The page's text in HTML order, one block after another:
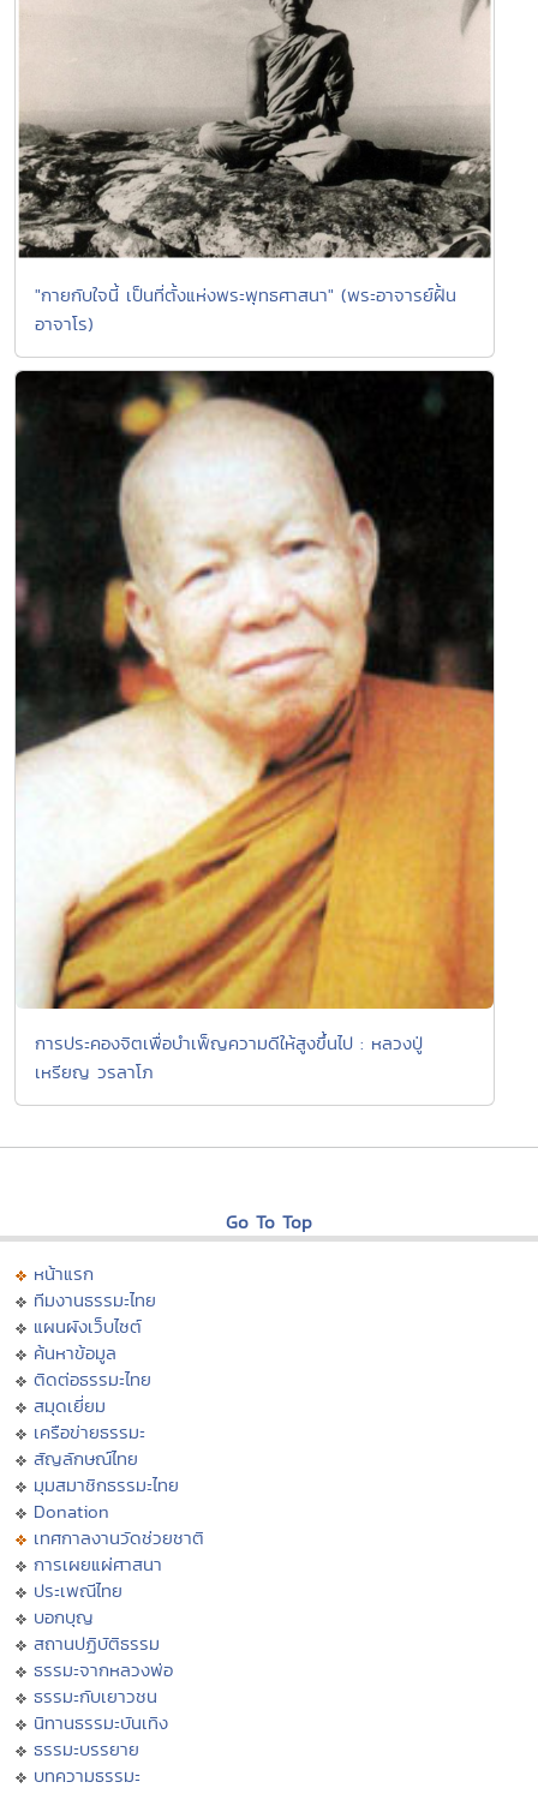
"กายกับใจนี้ เป็นที่ตั้งแห่งพระพุทธศาสนา" (พระอาจารย์ฝั้น
อาจาโร)
การประคองจิตเพื่อบำเพ็ญความดีให้สูงขึ้นไป : หลวงปู่
เหรียญ วรลาโภ
Go To Top
หน้าแรก
ทีมงานธรรมะไทย
แผนผังเว็บไซต์
ค้นหาข้อมูล
ติดต่อธรรมะไทย
สมุดเยี่ยม
เครือข่ายธรรมะ
สัญลักษณ์ไทย
มุมสมาชิกธรรมะไทย
Donation
เทศกาลงานวัดช่วยชาติ
การเผยแผ่ศาสนา
ประเพณีไทย
บอกบุญ
สถานปฏิบัติธรรม
ธรรมะจากหลวงพ่อ
ธรรมะกับเยาวชน
นิทานธรรมะบันเทิง
ธรรมะบรรยาย
บทความธรรมะ